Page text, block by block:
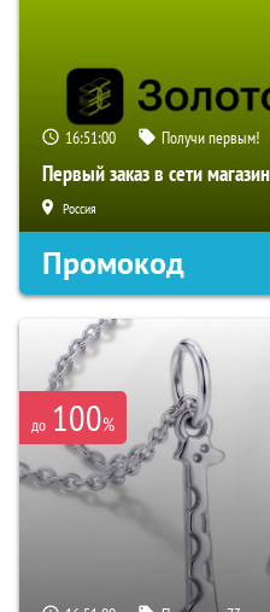
16:50:59 Получи первым!
Первый заказ в сети
Россия
Промокод
до 100%